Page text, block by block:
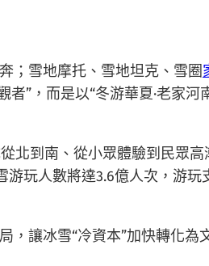
；雪地摩托、雪地坦克、雪圈
”，而是以“冬游華夏·老家河
北到南、從小眾體驗到民眾
游玩人數將達3.6億人次，游
讓冰雪“冷資本”加快轉化為